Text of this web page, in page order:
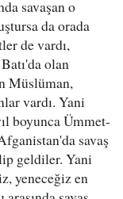
savaşan o
da orada
de vardı,
olan
Müslüman,
vardı. Yani
boyunca Ümmet-
savaş
geldiler. Yani
yeneceğiz en